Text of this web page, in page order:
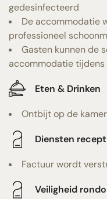
gedesinfecteerd
De accommodatie
professioneel
Gasten kunnen de
accommodatie
Eten & Drinken
Ontbijt op de kamer
Diensten
Factuur wordt
Veiligheid